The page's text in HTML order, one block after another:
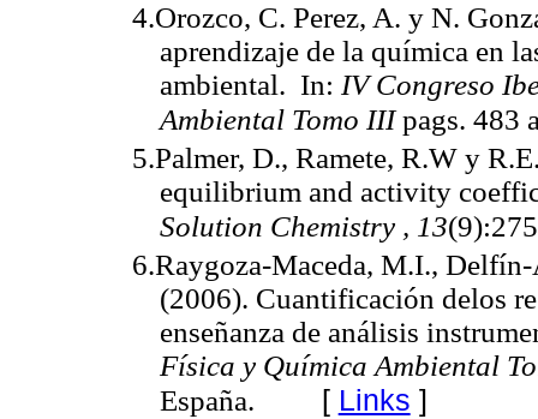
4.Orozco, C. Perez, A. y N.
aprendizaje de la química en
ambiental. In: IV Congreso
Ambiental Tomo IIIpags. 483
5.Palmer, D., Ramete, R.W y
equilibrium and activity
Solution Chemistry , 13
6.Raygoza-Maceda, M.I.,
(2006). Cuantificación delos
enseñanza de análisis
Física y Química Ambiental
España. [ Links ]